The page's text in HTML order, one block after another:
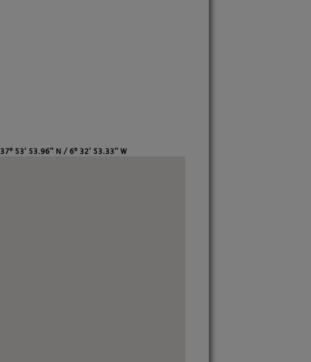
37º 53' 53.96'' N / 6º 32' 53.33'' W